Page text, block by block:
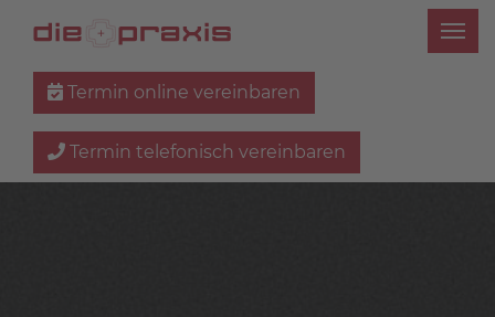
Termin online vereinbaren
Termin telefonisch vereinbaren